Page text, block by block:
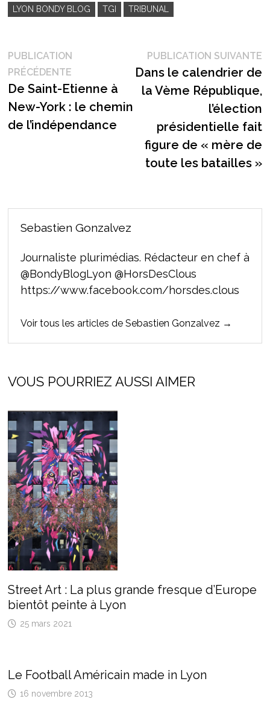
LYON BONDY BLOG TGI TRIBUNAL
Navigation
de
l’article
PUBLICATION
PRÉCÉDENTEPublication
précédente :
De Saint-Etienne à
New-York : le chemin
de l’indépendance
PUBLICATION SUIVANTE
Dans le calendrier de
la Vème République,
l’élection
présidentielle fait
figure de « mère de
toute les batailles »
Sebastien Gonzalvez
Journaliste plurimédias. Rédacteur en chef à
@BondyBlogLyon @HorsDesClous
https://www.facebook.com/horsdes.clous
Voir tous les articles de Sebastien Gonzalvez →
VOUS POURRIEZ AUSSI AIMER
Street Art : La plus grande fresque d’Europe
bientôt peinte à Lyon
25 mars 2021
Le Football Américain made in Lyon
16 novembre 2013